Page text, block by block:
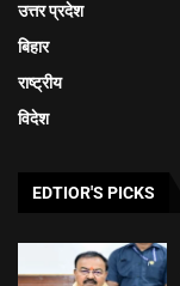
उत्तर प्रदेश
बिहार
राष्ट्रीय
विदेश
EDTIOR'S PICKS